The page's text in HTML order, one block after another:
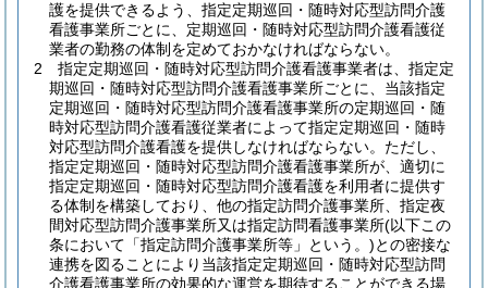
護を提供できるよう、指定定期巡回・随時対応型訪問介護
看護事業所ごとに、定期巡回・随時対応型訪問介護看護従
業者の勤務の体制を定めておかなければならない。
2
指定定期巡回・随時対応型訪問介護看護事業者は、指定定
期巡回・随時対応型訪問介護看護事業所ごとに、当該指定
定期巡回・随時対応型訪問介護看護事業所の定期巡回・随
時対応型訪問介護看護従業者によって指定定期巡回・随時
対応型訪問介護看護を提供しなければならない。 ただし、
指定定期巡回・随時対応型訪問介護看護事業所が、適切に
指定定期巡回・随時対応型訪問介護看護を利用者に提供す
る体制を構築しており、他の指定訪問介護事業所、指定夜
間対応型訪問介護事業所又は指定訪問看護事業所(以下この
条において「指定訪問介護事業所等」という。)との密接な
連携を図ることにより当該指定定期巡回・随時対応型訪問
介護看護事業所の効果的な運営を期待することができる場